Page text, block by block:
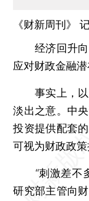
《财新周刊》
经济回升向
应对财政金融潜
事实上，以
淡出之意。中
投资提供配套
可视为财政政策
“刺激差不多
研究部主管向